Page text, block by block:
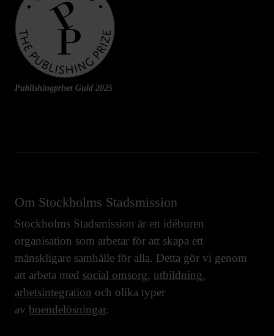
Publishingpriset Guld 2025
Om Stockholms Stadsmission
Stockholms Stadsmission är en idéburen
organisation som arbetar för att skapa ett
mänskligare samhälle för alla. Detta gör vi genom
att arbeta med social omsorg, utbildning,
arbetsintegration och olika typer
av boendelösningar.